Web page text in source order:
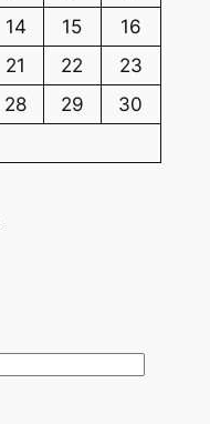
14 15
16
21 22
23
28 29
30